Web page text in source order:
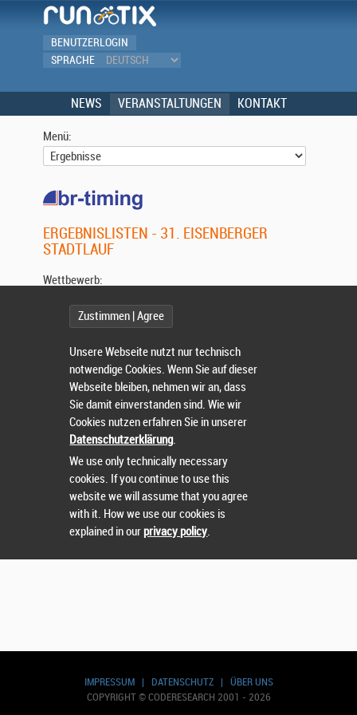
BENUTZERLOGIN
SPRACHE
NEWS VERANSTALTUNGEN KONTAKT
Menü:
ERGEBNISLISTEN - 31. EISENBERGER
STADTLAUF
IMPRESSUM| DATENSCHUTZ| ÜBER UNS
COPYRIGHT © CODERESEARCH 2001 - 2026
Wettbewerb:
Wählen Sie einen Wettbewerb.
Zustimmen | Agree
Unsere Webseite nutzt nur technisch
notwendige Cookies. Wenn Sie auf dieser
Webseite bleiben, nehmen wir an, dass
Sie damit einverstanden sind. Wie wir
Cookies nutzen erfahren Sie in unserer
Datenschutzerklärung.
We use only technically necessary
cookies. If you continue to use this
website we will assume that you agree
with it. How we use our cookies is
explained in ourprivacy policy.